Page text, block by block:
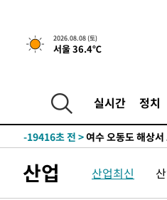
2026.08.08 (토)
서울 36.4℃
실시간 정치
-28689초 전 >강릉에 시간당 81.4
-24796초 전 >백운산서 80년근
-20040초 전 >
남자 농구, 나고야
-19416초 전 >
-15643초 전 >극한폭염 한풀 꺾
-11178초 전 >
[속보]'압수수색·
3분 전 >'최고 37도' 폭염 지속…
산업 산업최신